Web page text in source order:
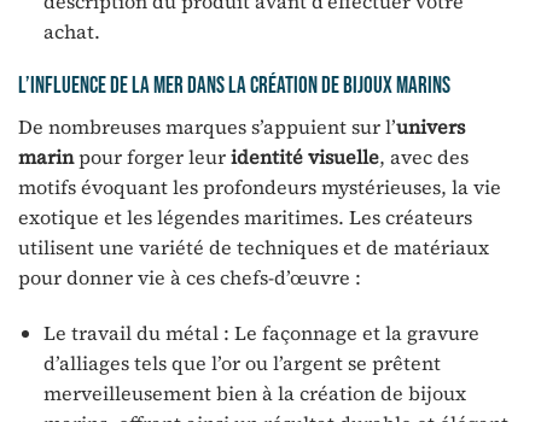
achat.
L’influence de la mer dans la création de bijoux marins
De nombreuses marques s’appuient sur l’univers
marinpour forger leuridentité visuelle, avec des
motifs évoquant les profondeurs mystérieuses, la vie
exotique et les légendes maritimes. Les créateurs
utilisent une variété de techniques et de matériaux
pour donner vie à ces chefs-d’œuvre :
Le travail du métal : Le façonnage et la gravure
d’alliages tels que l’or ou l’argent se prêtent
merveilleusement bien à la création de bijoux